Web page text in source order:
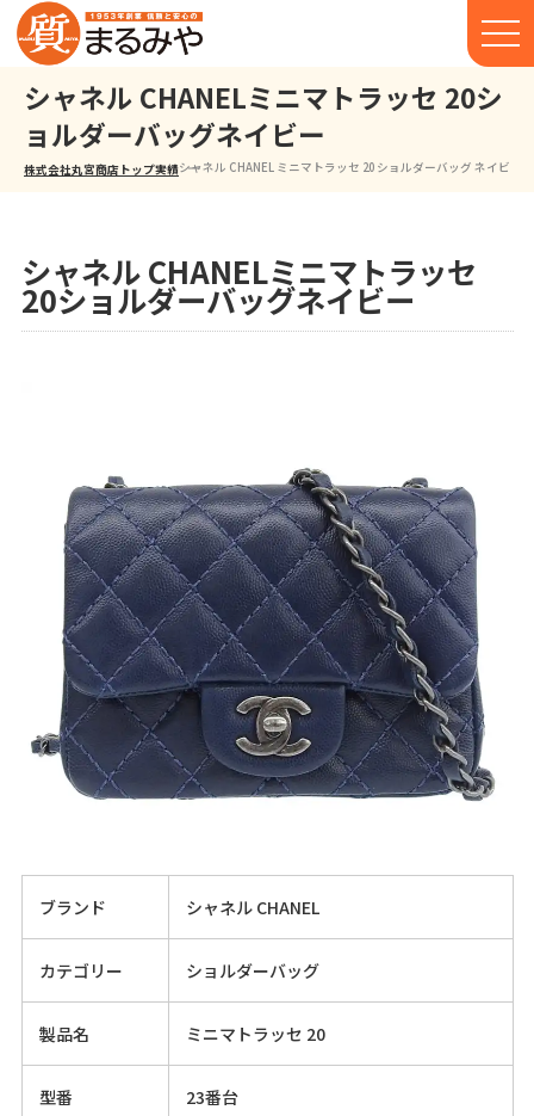
シャネル CHANELミニマトラッセ 20シ
ョルダーバッグネイビー
株式会社丸宮商店トップ⁩実績シャネル CHANEL ミニマトラッセ 20 ショルダーバッグ ネイビー
シャネル CHANELミニマトラッセ
20ショルダーバッグネイビー
ブランド シャネル CHANEL
カテゴリー ショルダーバッグ
製品名 ミニマトラッセ 20
型番 23番台